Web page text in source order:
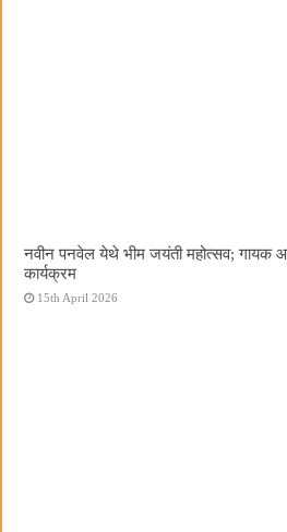
नवीन पनवेल येथे भीम जयंती महोत्सव; गायक
कार्यक्रम
15th April 2026